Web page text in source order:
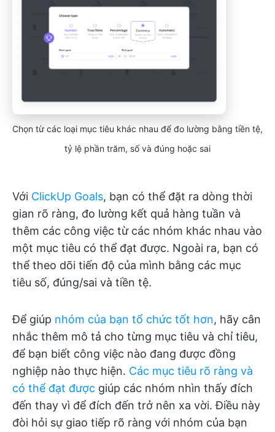
Chọn từ các loại mục tiêu khác nhau để đo lường bằng tiền tệ,
tỷ lệ phần trăm, số và đúng hoặc sai
Với ClickUp Goals, bạn có thể đặt ra dòng thời
gian rõ ràng, đo lường kết quả hàng tuần và
thêm các công việc từ các nhóm khác nhau vào
một mục tiêu có thể đạt được. Ngoài ra, bạn có
thể theo dõi tiến độ của mình bằng các mục
tiêu số, đúng/sai và tiền tệ.
Để giúp nhóm của bạn tổ chức tốt hơn, hãy cân
nhắc thêm mô tả cho từng mục tiêu và chỉ tiêu,
để bạn biết công việc nào đang được đồng
nghiệp nào thực hiện. Các mục tiêu rõ ràng và
có thể đạt được giúp các nhóm nhìn thấy đích
đến thay vì để đích đến trở nên xa vời. Điều này
đòi hỏi sự giao tiếp rõ ràng với nhóm của bạn